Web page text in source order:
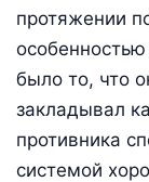
протяжении
особенностью
было то, что
закладывал
противника
системой